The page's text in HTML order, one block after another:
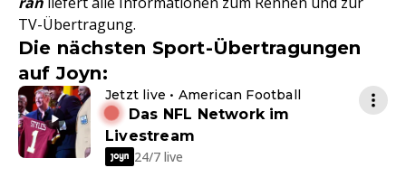
TV-Übertragung.
Die nächsten Sport-Übertragungen
auf Joyn:
Jetzt live • American Football
Das NFL Network im
Livestream
24/7 live